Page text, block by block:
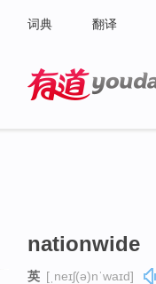
词典 翻译
nationwide
英 [ˌneɪʃ(ə)nˈwaɪd]